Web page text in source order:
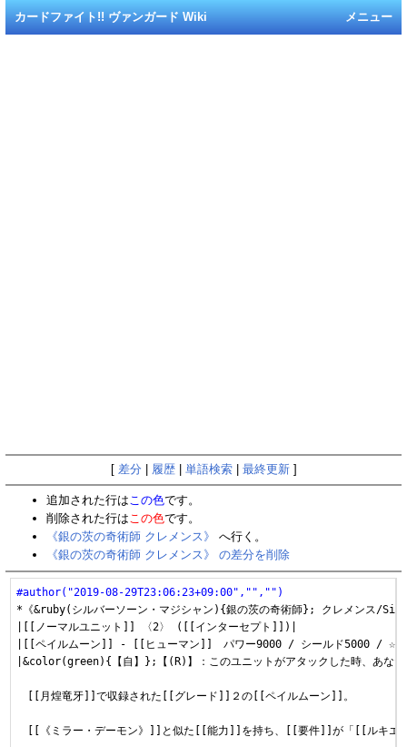
メニュー
カードファイト!! ヴァンガード Wiki
[ 差分 履歴| 単語検索| 最終更新]
追加された行はこの色です。
削除された行はこの色です。
《銀の茨の奇術師 クレメンス》
へ行く。
《銀の茨の奇術師 クレメンス》 の差分を削除
#author("2019-08-29T23:06:23+09:00","","")
*《&ruby(シルバーソーン・マジシャン){銀の茨の奇術師}; クレメン
|[[ノーマルユニット]] 〈2〉 ([[インターセプト]])|
|[[ペイルムーン]] - [[ヒューマン]]　パワー9000 / シールド5000 / ☆1|
|&color(green){【自】};【(R)】：このユニットがアタックした時、あなた
[[月煌竜牙]]で収録された[[グレード]]２の[[ペイルムーン]]。
[[《ミラー・デーモン》]]と似た[[能力]]を持ち、[[要件]]が「[[ルキエ]]